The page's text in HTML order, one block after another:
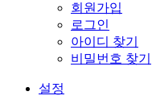
회원가입
로그인
아이디 찾기
비밀번호 찾기
설정